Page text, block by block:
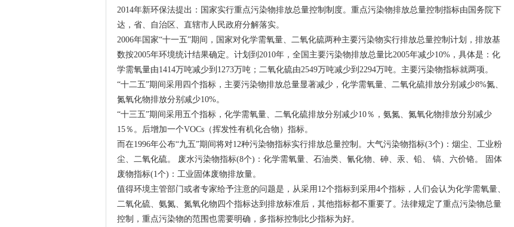
2014年新环保法提出：国家实行重点污染物排放总量控制制度。重点污染物排放总量控制指标由国务院下
达，省、自治区、直辖市人民政府分解落实。
2006年国家“十一五”期间，国家对化学需氧量、二氧化硫两种主要污染物实行排放总量控制计划，排放基
数按2005年环境统计结果确定。计划到2010年，全国主要污染物排放总量比2005年减少10%，具体是：化
学需氧量由1414万吨减少到1273万吨；二氧化硫由2549万吨减少到2294万吨。主要污染物指标就两项。
“十二五”期间采用四个指标，主要污染物排放总量显著减少，化学需氧量、二氧化硫排放分别减少8%氮、
氮氧化物排放分别减少10%。
“十三五”期间采用五个指标，化学需氧量、二氧化硫排放分别减少10％，氨氮、氮氧化物排放分别减少
15％。后增加一个VOCs（挥发性有机化合物）指标。
而在1996年公布“九五”期间将对12种污染物指标实行排放总量控制。大气污染物指标(3个)：烟尘、工业粉
尘、二氧化硫。 废水污染物指标(8个)：化学需氧量、石油类、氰化物、砷、汞、铅、 镐、六价铬。 固体
废物指标(1个)：工业固体废物排放量。
值得环境主管部门或者专家给予注意的问题是，从采用12个指标到采用4个指标，人们会认为化学需氧量、
二氧化硫、氨氮、氮氧化物四个指标达到排放标准后，其他指标都不重要了。法律规定了重点污染物总量
控制，重点污染物的范围也需要明确，多指标控制比少指标为好。